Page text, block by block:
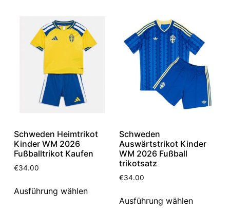
Schweden Heimtrikot
Kinder WM 2026
Fußballtrikot Kaufen
€34.00
Ausführung wählen
Schweden
Auswärtstrikot Kinder
WM 2026 Fußball
trikotsatz
€34.00
Ausführung wählen